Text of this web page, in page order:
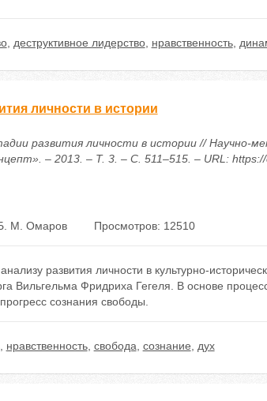
, деструктивное лидерство, нравственность,
личности в истории
развития личности в истории // Научно-
– 2013. – Т. 3. – С. 511–515. – URL:
М. Омаров Просмотров: 12510
развития личности в культурно-
Вильгельма Фридриха Гегеля. В основе
сознания свободы.
нравственность, свобода сознание дух